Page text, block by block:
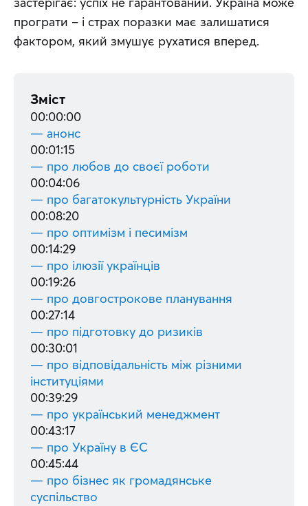
програти – і страх поразки має залишатися
фактором, який змушує рухатися вперед.
Зміст
00:00:00
— анонс
00:01:15
— про любов до своєї роботи
00:04:06
— про багатокультурність України
00:08:20
— про оптимізм і песимізм
00:14:29
— про ілюзії українців
00:19:26
— про довгострокове планування
00:27:14
— про підготовку до ризиків
00:30:01
— про відповідальність між різними
інституціями
00:39:29
— про український менеджмент
00:43:17
— про Україну в ЄС
00:45:44
— про бізнес як громадянське
суспільство